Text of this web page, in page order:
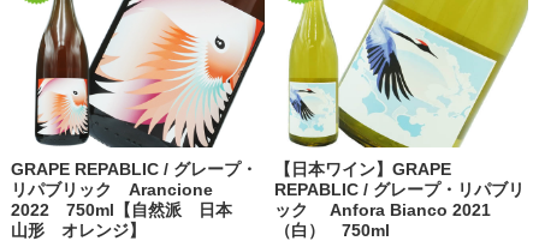
GRAPE REPABLIC / グレープ・
リパブリック Arancione
2022 750ml【自然派 日本
山形 オレンジ】
【日本ワイン】GRAPE
REPABLIC / グレープ・リパブリ
ック Anfora Bianco 2021
（白） 750ml